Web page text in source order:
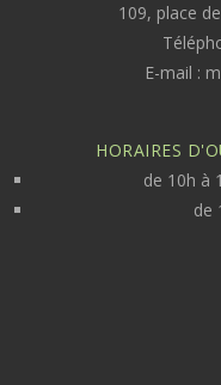
109, place
E-mail :
HORAIRES
de 10h à
de